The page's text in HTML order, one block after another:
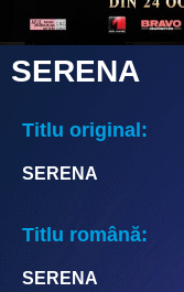
SERENA
Titlu original:
SERENA
Titlu română:
SERENA